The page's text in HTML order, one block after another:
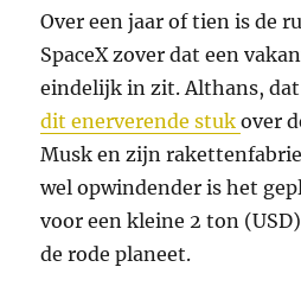
Over een jaar of tien is de
SpaceX zover dat een
eindelijk in zit. Althans, dat
dit enerverende stukover
Musk en zijn
wel opwindender is het
voor een kleine 2 ton
de rode planeet.